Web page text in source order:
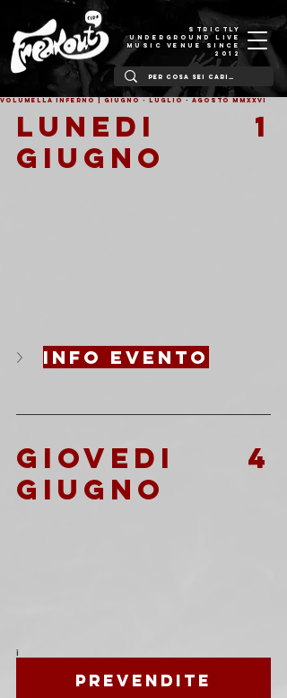
STRICTLY
UNDERGROUND LIVE
MUSIC VENUE SINCE
2012
VOLUMELLA inferno | giugno - luglio - agosto MMXXVI
LUNEDI 1
GIUGNO
info evento
GIOVEDI 4
GIUGNO
ì
Prevendite